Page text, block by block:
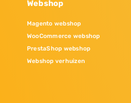
Webshop
Magento webshop
WooCommerce webshop
PrestaShop webshop
Webshop verhuizen